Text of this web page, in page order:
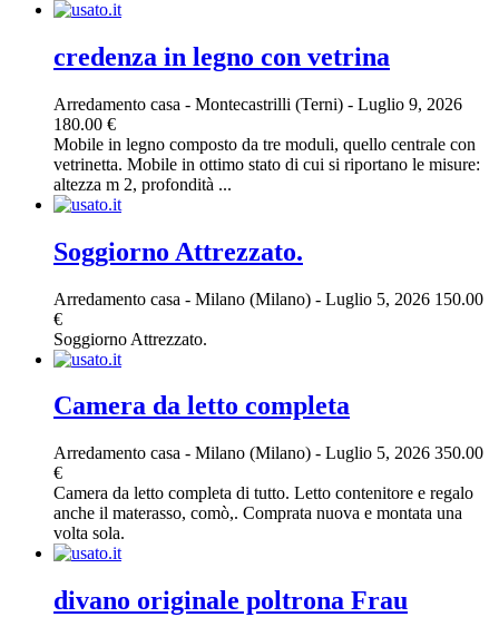
credenza in legno con vetrina
Arredamento casa - Montecastrilli (Terni) - Luglio 9, 2026
180.00 €
Mobile in legno composto da tre moduli, quello centrale con
vetrinetta. Mobile in ottimo stato di cui si riportano le misure:
altezza m 2, profondità ...
Soggiorno Attrezzato.
Arredamento casa - Milano (Milano) - Luglio 5, 2026 150.00
€
Soggiorno Attrezzato.
Camera da letto completa
Arredamento casa - Milano (Milano) - Luglio 5, 2026 350.00
€
Camera da letto completa di tutto. Letto contenitore e regalo
anche il materasso, comò,. Comprata nuova e montata una
volta sola.
divano originale poltrona Frau